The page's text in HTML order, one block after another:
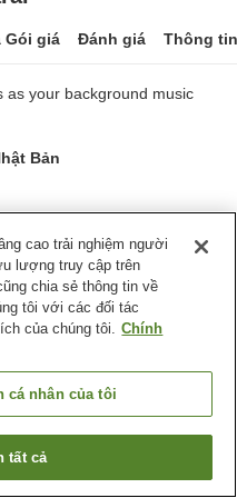
Gói giá Đánh giá Thông
as your background music
Bản
Thị trấn Oarai
trống
cao trải nghiệm người
lượng truy cập trên
chia sẻ thông tin về
tôi với các đối tác
của chúng tôi. Chính
cá nhân của tôi
tất cả